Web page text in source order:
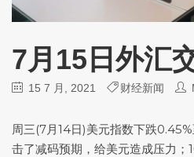
7月15日外汇
15 7 月, 2021 财经新闻
周三(7月14日)美元指数下跌
击了减码预期，给美元造成压力